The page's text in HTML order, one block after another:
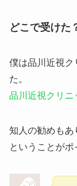
どこで受けた
僕は品川近視ク
た。
品川近視クリニ
知人の勧めも
ということがポ